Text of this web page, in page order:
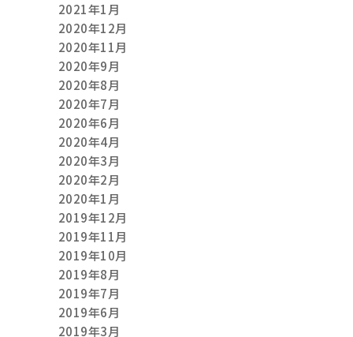
2021年1月
2020年12月
2020年11月
2020年9月
2020年8月
2020年7月
2020年6月
2020年4月
2020年3月
2020年2月
2020年1月
2019年12月
2019年11月
2019年10月
2019年8月
2019年7月
2019年6月
2019年3月